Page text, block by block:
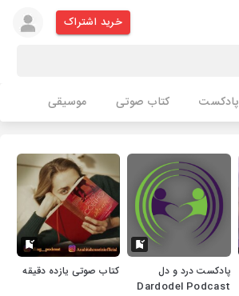
خرید اشتراک
پادکست کتاب صوتی موسیقی
پادکست درد و دل
Dardodel Podcast
کتاب صوتی یازده دقیقه